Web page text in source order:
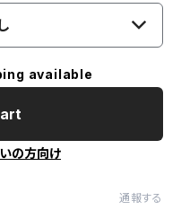
available
の方向け
通報する